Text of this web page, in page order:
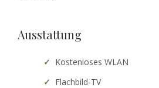
Ausstattung
Kostenloses WLAN
Flachbild-TV